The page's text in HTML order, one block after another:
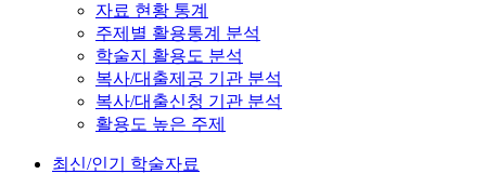
자료 현황 통계
주제별 활용통계 분석
학술지 활용도 분석
복사/대출제공 기관 분석
복사/대출신청 기관 분석
활용도 높은 주제
최신/인기 학술자료